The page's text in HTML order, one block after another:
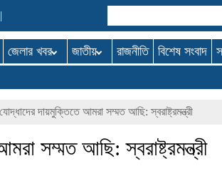
|
জেলার খবর জাতীয় রাজনীতি বিশেষ সংবাদ
দায়মুক্তিতে আমরা সম্মত আছি: স্বরাষ্ট্রমন্ত্রী
সম্মত আছি: স্বরাষ্ট্রমন্ত্রী